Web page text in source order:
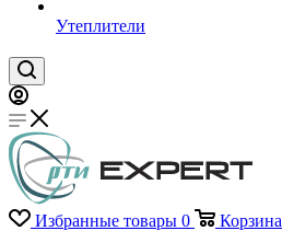
Утеплители
Избранные товары 0 Корзина